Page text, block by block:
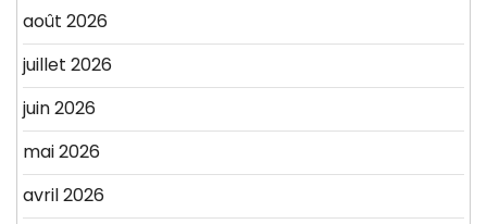
août 2026
juillet 2026
juin 2026
mai 2026
avril 2026